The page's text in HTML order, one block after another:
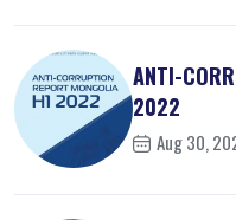
ANTI-
2022
Aug 30,